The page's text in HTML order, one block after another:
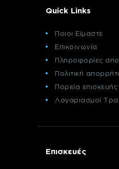
Quick Links
Ποιοι Είμαστε
Επικοινωνία
Πληροφορίες
Πολιτική
Πορεία επισκευής
Λογαριασμοί
Επισκευές